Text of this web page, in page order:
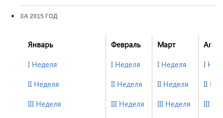
ЗА 2015 ГОД
Январь
I Неделя
II Неделя
III Неделя
Февраль
I Неделя
II Неделя
III Неделя
Март
I Неделя
II Неделя
III Неделя
I
II
III